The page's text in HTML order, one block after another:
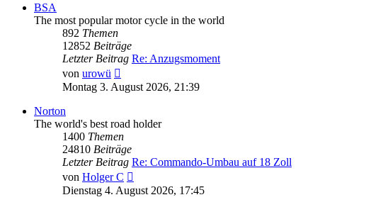
BSA
The most popular motor cycle in the world
892 Themen
12852 Beiträge
Letzter Beitrag Re: Anzugsmoment
von urowü
Beitrag
Montag 3. August 2026, 21:39
Norton
The world's best road holder
1400 Themen
24810 Beiträge
Letzter Beitrag Re: Commando-Umbau auf 18 Zoll
von Holger C
Beitrag
Dienstag 4. August 2026, 17:45